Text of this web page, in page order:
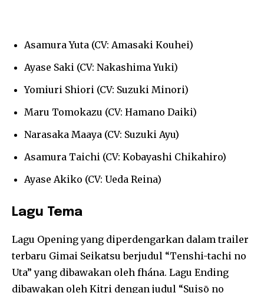
Asamura Yuta (CV: Amasaki Kouhei)
Ayase Saki (CV: Nakashima Yuki)
Yomiuri Shiori (CV: Suzuki Minori)
Maru Tomokazu (CV: Hamano Daiki)
Narasaka Maaya (CV: Suzuki Ayu)
Asamura Taichi (CV: Kobayashi Chikahiro)
Ayase Akiko (CV: Ueda Reina)
Lagu Tema
Lagu Opening yang diperdengarkan dalam trailer
terbaru Gimai Seikatsu berjudul “Tenshi-tachi no
Uta” yang dibawakan oleh fhána. Lagu Ending
dibawakan oleh Kitri dengan judul “Suisō no